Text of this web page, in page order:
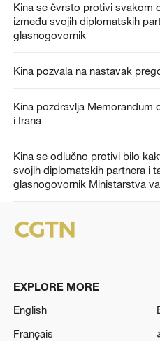
Kina se čvrsto protivi svakom
između svojih diplomatskih
glasnogovornik
Kina pozvala na nastavak
Kina pozdravlja Memorandum
i Irana
Kina se odlučno protivi bilo
svojih diplomatskih partnera i
glasnogovornik Ministarstva
EXPLORE MORE
English
Français